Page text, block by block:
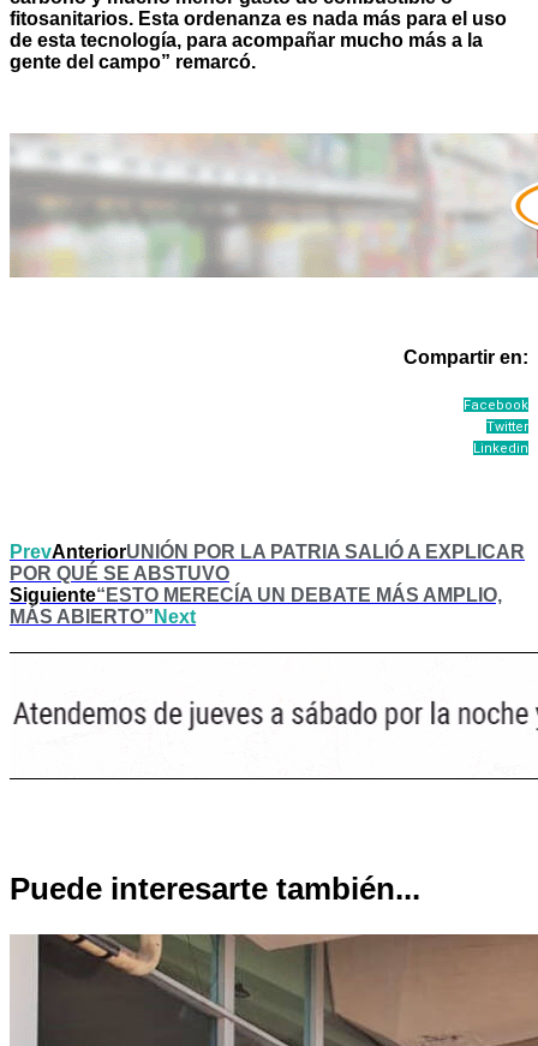
fitosanitarios. Esta ordenanza es nada más para el uso
de esta tecnología, para acompañar mucho más a la
gente del campo” remarcó.
Compartir en:
Facebook
Twitter
Linkedin
PrevAnteriorUNIÓN POR LA PATRIA SALIÓ A EXPLICAR
POR QUÉ SE ABSTUVO
Siguiente“ESTO MERECÍA UN DEBATE MÁS AMPLIO,
MÁS ABIERTO” Next
Puede interesarte también...